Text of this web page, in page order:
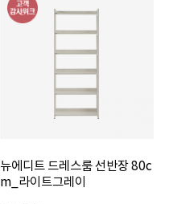
뉴에디트 드레스룸 선반장 80c
m_라이트그레이